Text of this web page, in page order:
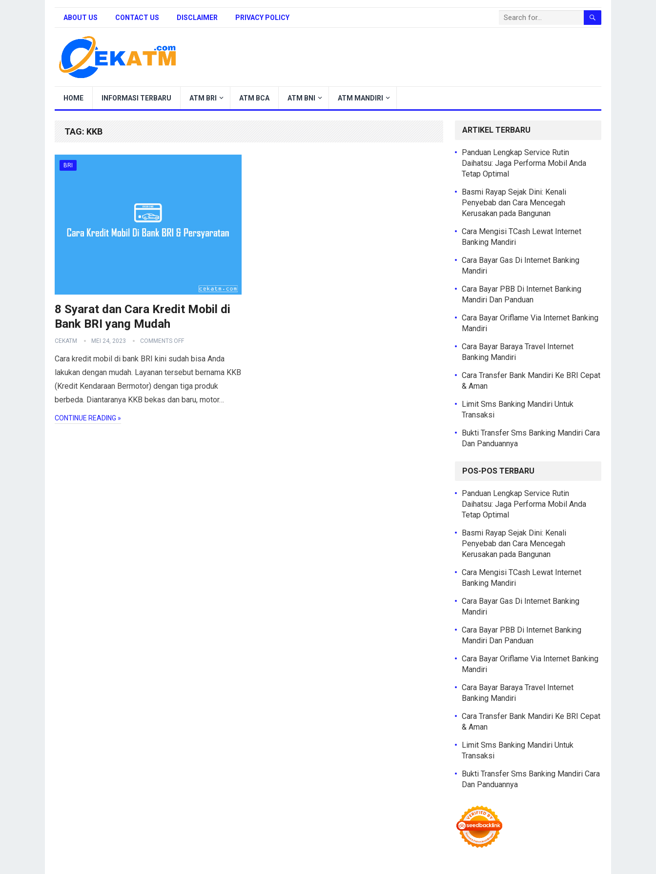
ABOUT US CONTACT US DISCLAIMER PRIVACY POLICY
HOME INFORMASI TERBARU ATM BRI ATM BCA ATM BNI ATM MANDIRI
TAG: KKB
BRI
8 Syarat dan Cara Kredit Mobil di
Bank BRI yang Mudah
CEKATM MEI 24, 2023 COMMENTS OFF
Cara kredit mobil di bank BRI kini sudah bisa Anda
lakukan dengan mudah. Layanan tersebut bernama KKB
(Kredit Kendaraan Bermotor) dengan tiga produk
berbeda. Diantaranya KKB bekas dan baru, motor…
CONTINUE READING »
ARTIKEL TERBARU
Panduan Lengkap Service Rutin
Daihatsu: Jaga Performa Mobil Anda
Tetap Optimal
Basmi Rayap Sejak Dini: Kenali
Penyebab dan Cara Mencegah
Kerusakan pada Bangunan
Cara Mengisi TCash Lewat Internet
Banking Mandiri
Cara Bayar Gas Di Internet Banking
Mandiri
Cara Bayar PBB Di Internet Banking
Mandiri Dan Panduan
Cara Bayar Oriflame Via Internet Banking
Mandiri
Cara Bayar Baraya Travel Internet
Banking Mandiri
Cara Transfer Bank Mandiri Ke BRI Cepat
& Aman
Limit Sms Banking Mandiri Untuk
Transaksi
Bukti Transfer Sms Banking Mandiri Cara
Dan Panduannya
POS-POS TERBARU
Panduan Lengkap Service Rutin
Daihatsu: Jaga Performa Mobil Anda
Tetap Optimal
Basmi Rayap Sejak Dini: Kenali
Penyebab dan Cara Mencegah
Kerusakan pada Bangunan
Cara Mengisi TCash Lewat Internet
Banking Mandiri
Cara Bayar Gas Di Internet Banking
Mandiri
Cara Bayar PBB Di Internet Banking
Mandiri Dan Panduan
Cara Bayar Oriflame Via Internet Banking
Mandiri
Cara Bayar Baraya Travel Internet
Banking Mandiri
Cara Transfer Bank Mandiri Ke BRI Cepat
& Aman
Limit Sms Banking Mandiri Untuk
Transaksi
Bukti Transfer Sms Banking Mandiri Cara
Dan Panduannya